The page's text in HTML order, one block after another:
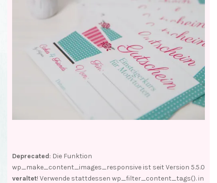
Deprecated: Die Funktion
wp_make_content_images_responsive ist seit Version 5.5.0
veraltet! Verwende stattdessen wp_filter_content_tags(). in